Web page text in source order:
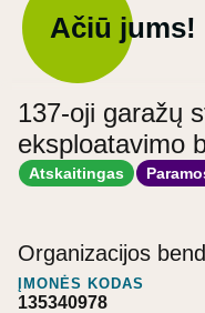
Ačiū jums!
137-oji garažų
eksploatavimo
Atskaitingas
Organizacijos
ĮMONĖS KODAS
135340978